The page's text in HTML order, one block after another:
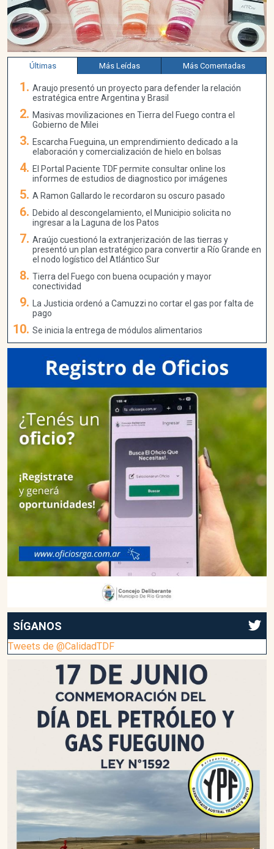
Últimas Más Leídas Más Comentadas
Araujo presentó un proyecto para defender la relación
estratégica entre Argentina y Brasil
Masivas movilizaciones en Tierra del Fuego contra el
Gobierno de Milei
Escarcha Fueguina, un emprendimiento dedicado a la
elaboración y comercialización de hielo en bolsas
El Portal Paciente TDF permite consultar online los
informes de estudios de diagnostico por imágenes
A Ramon Gallardo le recordaron su oscuro pasado
Debido al descongelamiento, el Municipio solicita no
ingresar a la Laguna de los Patos
Araújo cuestionó la extranjerización de las tierras y
presentó un plan estratégico para convertir a Río Grande en
el nodo logístico del Atlántico Sur
Tierra del Fuego con buena ocupación y mayor
conectividad
La Justicia ordenó a Camuzzi no cortar el gas por falta de
pago
Se inicia la entrega de módulos alimentarios
SÍGANOS
Tweets de @CalidadTDF